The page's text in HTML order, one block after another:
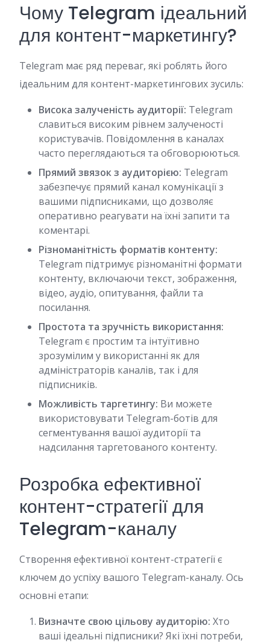
Чому Telegram ідеальний
для контент-маркетингу?
Telegram має ряд переваг, які роблять його
ідеальним для контент-маркетингових зусиль:
Висока залученість аудиторії: Telegram
славиться високим рівнем залученості
користувачів. Повідомлення в каналах
часто переглядаються та обговорюються.
Прямий звязок з аудиторією: Telegram
забезпечує прямий канал комунікації з
вашими підписниками, що дозволяє
оперативно реагувати на їхні запити та
коментарі.
Різноманітність форматів контенту:
Telegram підтримує різноманітні формати
контенту, включаючи текст, зображення,
відео, аудіо, опитування, файли та
посилання.
Простота та зручність використання:
Telegram є простим та інтуїтивно
зрозумілим у використанні як для
адміністраторів каналів, так і для
підписників.
Можливість таргетингу: Ви можете
використовувати Telegram-ботів для
сегментування вашої аудиторії та
надсилання таргетованого контенту.
Розробка ефективної
контент-стратегії для
Telegram-каналу
Створення ефективної контент-стратегії є
ключем до успіху вашого Telegram-каналу. Ось
основні етапи:
Визначте свою цільову аудиторію: Хто
ваші ідеальні підписники? Які їхні потреби,